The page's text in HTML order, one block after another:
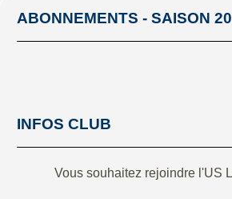
ABONNEMENTS - SAISON
INFOS CLUB
Vous souhaitez rejoindre l'US